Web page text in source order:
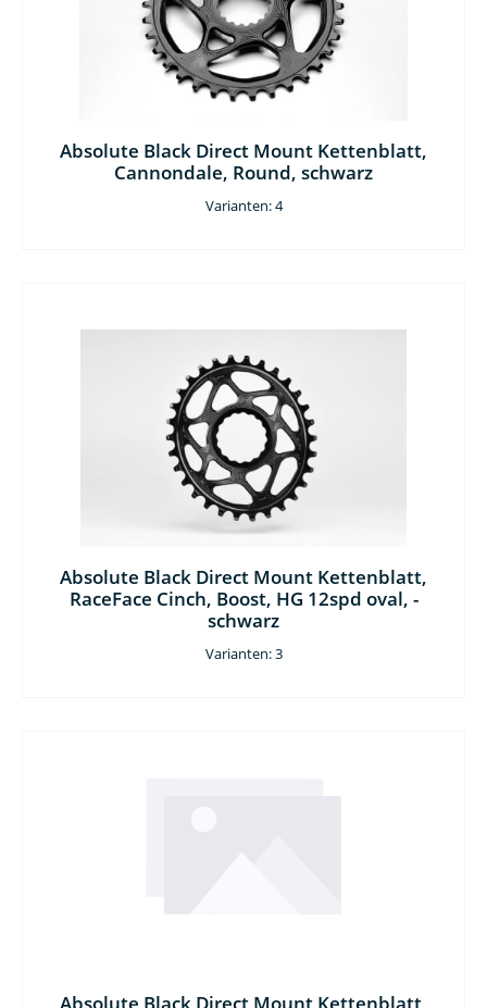
Absolute Black Direct Mount Kettenblatt,
Cannondale, Round, schwarz
Varianten: 4
Absolute Black Direct Mount Kettenblatt,
RaceFace Cinch, Boost, HG 12spd oval, -
schwarz
Varianten: 3